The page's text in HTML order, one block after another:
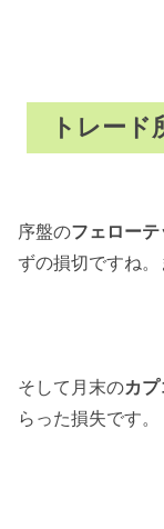
トレード
序盤のフェロー
ずの損切ですね。
そして月末のカ
らった損失です。